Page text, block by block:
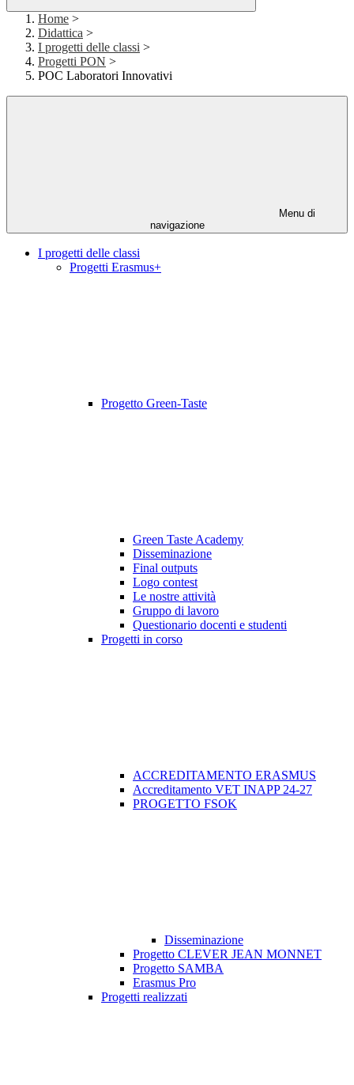
Home >
Didattica >
I progetti delle classi >
Progetti PON >
POC Laboratori Innovativi
Menu di
navigazione
I progetti delle classi
Progetti Erasmus+
Progetto Green-Taste
Green Taste Academy
Disseminazione
Final outputs
Logo contest
Le nostre attività
Gruppo di lavoro
Questionario docenti e studenti
Progetti in corso
ACCREDITAMENTO ERASMUS
Accreditamento VET INAPP 24-27
PROGETTO FSOK
Disseminazione
Progetto CLEVER JEAN MONNET
Progetto SAMBA
Erasmus Pro
Progetti realizzati